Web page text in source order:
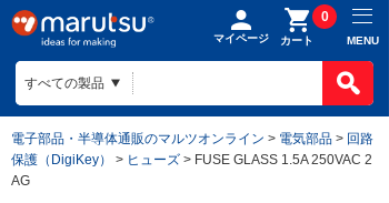
マイページ カート
0
MENU
電子部品・半導体通販のマルツオンライン > 電気部品 > 回路
保護（DigiKey）
> ヒューズ > FUSE GLASS 1.5A 250VAC 2
AG